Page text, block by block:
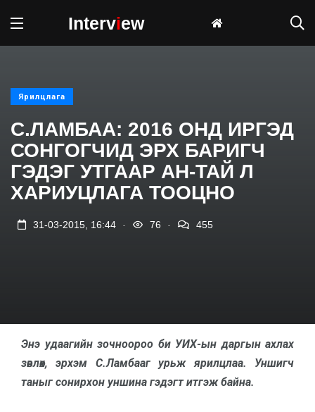
Interview
Ярилцлага
С.ЛАМБАА: 2016 ОНД ИРГЭД
СОНГОГЧИД ЭРХ БАРИГЧ
ГЭДЭГ УТГААР АН-ТАЙ Л
ХАРИУЦЛАГА ТООЦНО
31-03-2015, 16:44 76 455
Энэ удаагийн зочноороо би УИХ-ын даргын ахлах
зөвлөх, эрхэм С.Ламбааг урьж ярилцлаа. Уншигч
таныг сонирхон уншина гэдэгт итгэж байна.